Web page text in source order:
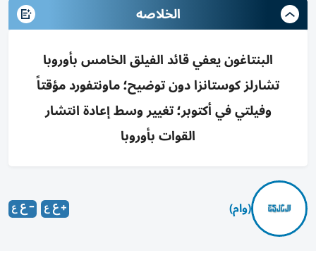
الخلاصه
البنتاغون يعفي قائد الفيلق الخامس بأوروبا
تشارلز كوستانزا دون توضيح؛ ماونتفورد مؤقتاً
وفيلتي في أكتوبر؛ تغيير وسط إعادة انتشار
القوات بأوروبا
(وام)